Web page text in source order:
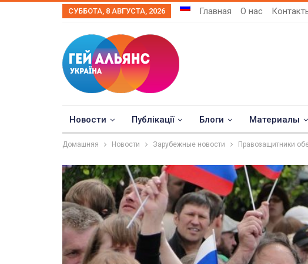
СУББОТА, 8 АВГУСТА, 2026 Главная О нас
Новости Публікації Блоги Материалы
Домашняя Новости Зарубежные новости Правозащитники